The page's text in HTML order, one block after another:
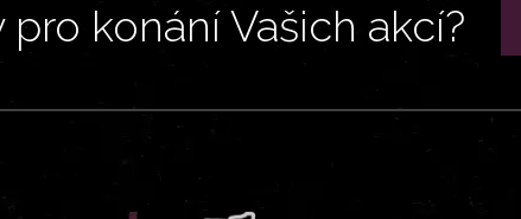
konání Vašich akcí?